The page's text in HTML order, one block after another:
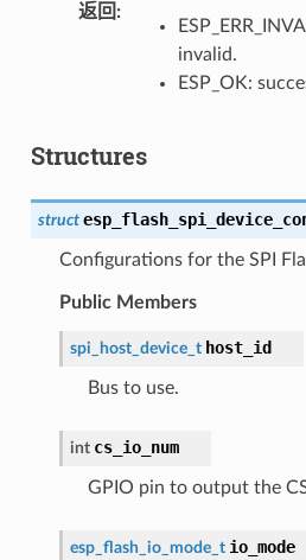
返回
invalid.
ESP_OK:
Structures
struct
Configurations for the SPI
Public Members
spi_host_device_t host_id
Bus to use.
int cs_io_num
GPIO pin to output the
esp_flash_io_mode_t io_mode